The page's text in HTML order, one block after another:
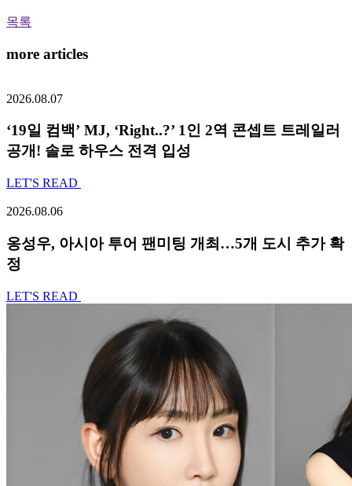
목록
more articles
2026.08.07
‘19일 컴백’ MJ, ‘Right..?’ 1인 2역 콘셉트 트레일러
공개! 솔로 하우스 전격 입성
LET'S READ
2026.08.06
옹성우, 아시아 투어 팬미팅 개최…5개 도시 추가 확
정
LET'S READ